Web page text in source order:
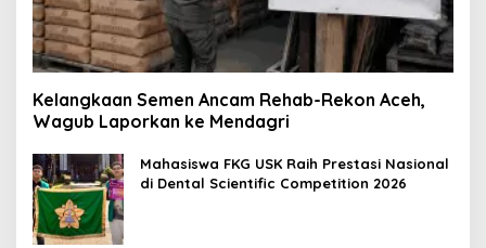
Kelangkaan Semen Ancam Rehab-Rekon Aceh,
Wagub Laporkan ke Mendagri
Mahasiswa FKG USK Raih Prestasi Nasional
di Dental Scientific Competition 2026